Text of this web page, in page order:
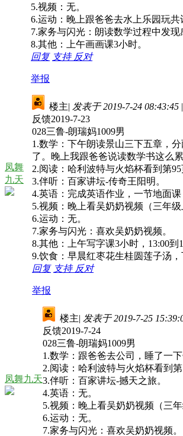
5.视频：无。
6.运动：晚上跟爸爸去水上乐园玩共
7.家务与闪光：朗读数学过程中发现
8.其他：上午画画课3小时。
回复 支持 反对
举报
凤舞
九天
楼主| 发表于 2019-7-24 08:43:45 |
反馈2019-7-23
028三鲁-朗瑞妈1009男
1.数学：下午朗读景山三下五章，
了。晚上我跟爸爸说读数学书这么
2.阅读：哈利波特与火焰杯看到第95
3.伴听：百家讲坛-传奇王阳明。
4.英语：完成英语作业，一节地面课
5.视频：晚上看吴奶奶视频（三年级
6.运动：无。
7.家务与闪光：喜欢吴奶奶视频。
8.其他：上午写字课3小时，13:00到
9.饮食：早晨红枣花生桂圆莲子汤
回复 支持 反对
举报
凤舞九天
楼主| 发表于 2019-7-25
反馈2019-7-24
028三鲁-朗瑞妈1009男
1.数学：跟爸爸去公司，睡了一
2.阅读：哈利波特与火焰杯看到第
3.伴听：百家讲坛-撼天之旅。
4.英语：无。
5.视频：晚上看吴奶奶视频（三年
6.运动：无。
7.家务与闪光：喜欢吴奶奶视频。